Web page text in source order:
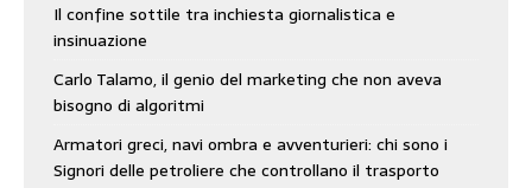
Il confine sottile tra inchiesta giornalistica e
insinuazione
Carlo Talamo, il genio del marketing che non aveva
bisogno di algoritmi
Armatori greci, navi ombra e avventurieri: chi sono i
Signori delle petroliere che controllano il trasporto